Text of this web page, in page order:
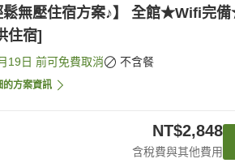
鬆無壓住宿方案♪】 全館★Wifi完
住宿]
19日 前可免費取消 不含餐
的方案資訊
NT$2,848
含稅費與其他費用